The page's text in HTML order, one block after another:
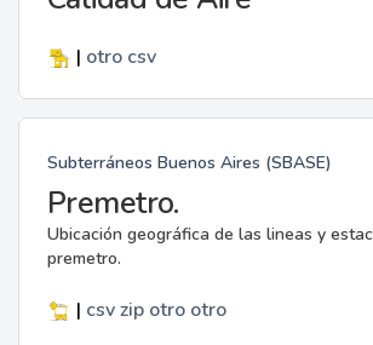
| otro csv
Subterráneos Buenos Aires (SBASE)
Premetro.
Ubicación geográfica de las lineas y
premetro.
| csv zip otro otro